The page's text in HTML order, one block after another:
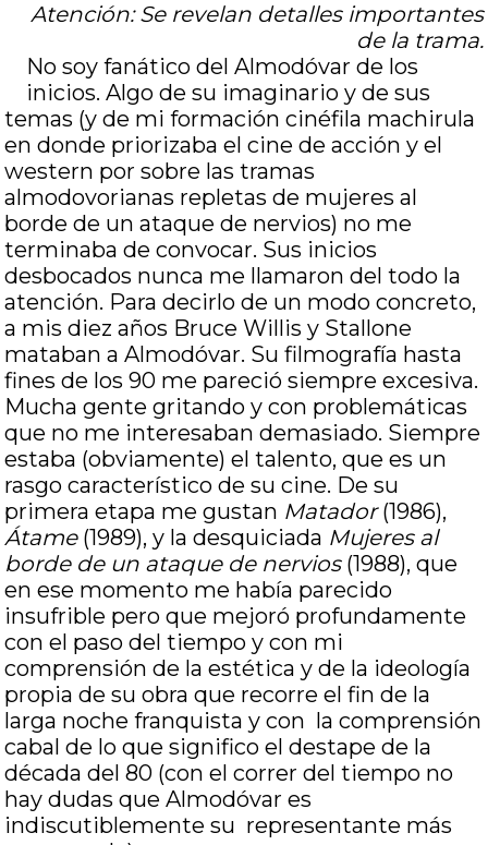
Atención: Se revelan detalles importantes
de la trama.
No soy fanático del Almodóvar de los
inicios. Algo de su imaginario y de sus
temas (y de mi formación cinéfila machirula
en donde priorizaba el cine de acción y el
western por sobre las tramas
almodovorianas repletas de mujeres al
borde de un ataque de nervios) no me
terminaba de convocar. Sus inicios
desbocados nunca me llamaron del todo la
atención. Para decirlo de un modo concreto,
a mis diez años Bruce Willis y Stallone
mataban a Almodóvar. Su filmografía hasta
fines de los 90 me pareció siempre excesiva.
Mucha gente gritando y con problemáticas
que no me interesaban demasiado. Siempre
estaba (obviamente) el talento, que es un
rasgo característico de su cine. De su
primera etapa me gustan Matador(1986),
Átame(1989), y la desquiciada Mujeres al
borde de un ataque de nervios(1988), que
en ese momento me había parecido
insufrible pero que mejoró profundamente
con el paso del tiempo y con mi
comprensión de la estética y de la ideología
propia de su obra que recorre el fin de la
larga noche franquista y con la comprensión
cabal de lo que significo el destape de la
década del 80 (con el correr del tiempo no
hay dudas que Almodóvar es
indiscutiblemente su representante más